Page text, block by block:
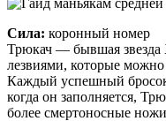
Сила: коронный номер
Трюкач — бывшая
лезвиями, которые
Каждый успешный
когда он заполняется,
более смертоносные